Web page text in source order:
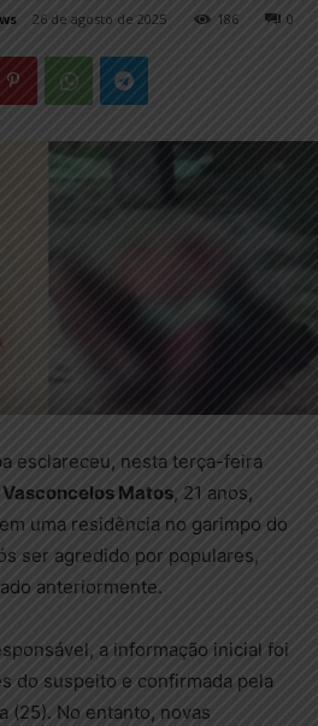
26 de agosto de 2025 0
186
esclareceu, nesta terça-feira
Matos, 21 anos,
uma residência no garimpo do
ser agredido por populares,
anteriormente.
a informação inicial foi
do suspeito e confirmada pela
(25). No entanto, novas